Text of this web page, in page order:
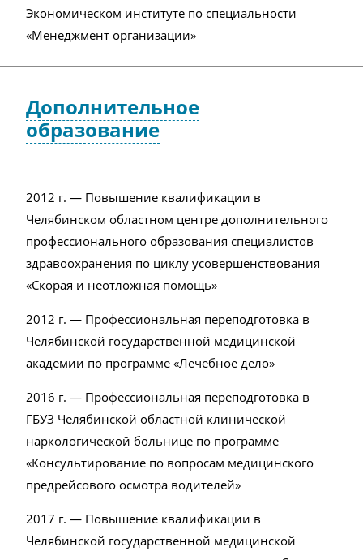
Экономическом институте по специальности
«Менеджмент организации»
Дополнительное
образование
2012 г. — Повышение квалификации в
Челябинском областном центре дополнительного
профессионального образования специалистов
здравоохранения по циклу усовершенствования
«Скорая и неотложная помощь»
2012 г. — Профессиональная переподготовка в
Челябинской государственной медицинской
академии по программе «Лечебное дело»
2016 г. — Профессиональная переподготовка в
ГБУЗ Челябинской областной клинической
наркологической больнице по программе
«Консультирование по вопросам медицинского
предрейсового осмотра водителей»
2017 г. — Повышение квалификации в
Челябинской государственной медицинской